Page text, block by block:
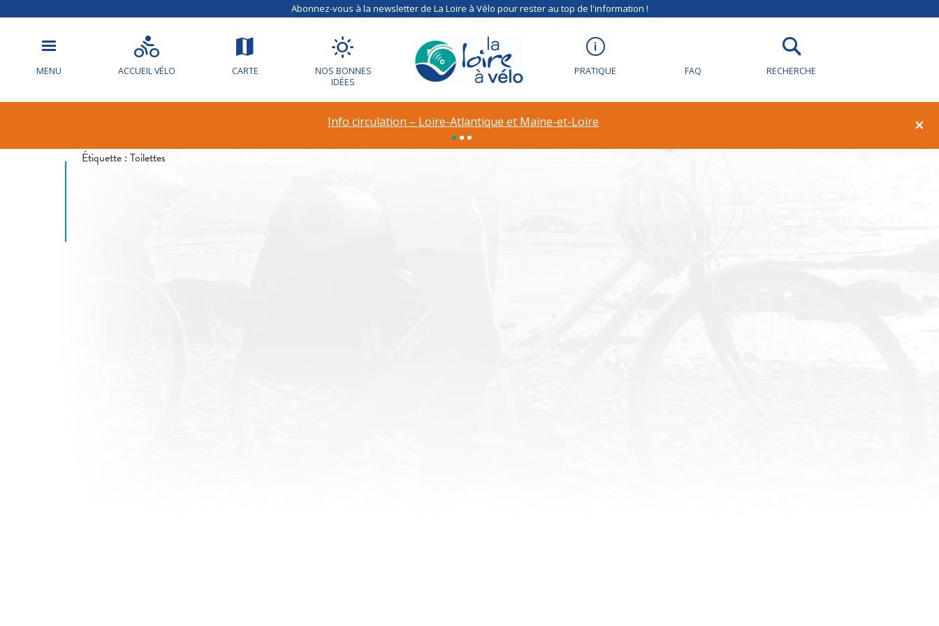
Abonnez-vous à la newsletter de La Loire à Vélo pour rester au top de l'information !
MENU ACCUEIL VÉLO CARTE
NOS BONNES
IDÉES
PRATIQUE FAQ RECHERCHE
×
Info circulation – Loire-Atlantique et Maine-et-Loire
Info circulation – Déviation à Rilly-sur-Loire
Étiquette : Toilettes